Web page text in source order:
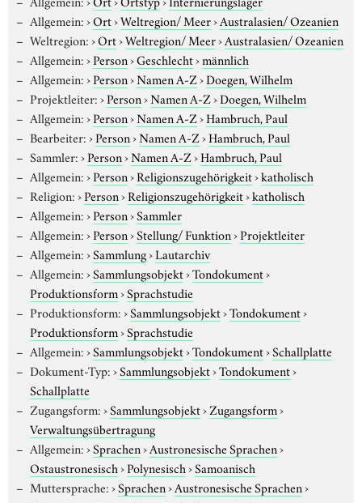
Allgemein:›Ort›Weltregion/ Meer›Australasien/ Ozeanien
Weltregion:›Ort›Weltregion/ Meer›Australasien/ Ozeanien
Allgemein:›Person›Geschlecht›männlich
Allgemein:›Person›Namen A-Z›Doegen, Wilhelm
Projektleiter:›Person›Namen A-Z›Doegen, Wilhelm
Allgemein:›Person›Namen A-Z›Hambruch, Paul
Bearbeiter:›Person›Namen A-Z›Hambruch, Paul
Sammler:›Person›Namen A-Z›Hambruch, Paul
Allgemein:›Person›Religionszugehörigkeit›katholisch
Religion:›Person›Religionszugehörigkeit›katholisch
Allgemein:›Person›Sammler
Allgemein:›Person›Stellung/ Funktion›Projektleiter
Allgemein:›Sammlung›Lautarchiv
Allgemein:›Sammlungsobjekt›Tondokument›
Produktionsform›Sprachstudie
Produktionsform:›Sammlungsobjekt›Tondokument›
Produktionsform›Sprachstudie
Allgemein:›Sammlungsobjekt›Tondokument›Schallplatte
Dokument-Typ:›Sammlungsobjekt›Tondokument›
Schallplatte
Zugangsform:›Sammlungsobjekt›Zugangsform›
Verwaltungsübertragung
Allgemein:›Sprachen›Austronesische Sprachen›
Ostaustronesisch›Polynesisch›Samoanisch
Muttersprache:›Sprachen›Austronesische Sprachen›